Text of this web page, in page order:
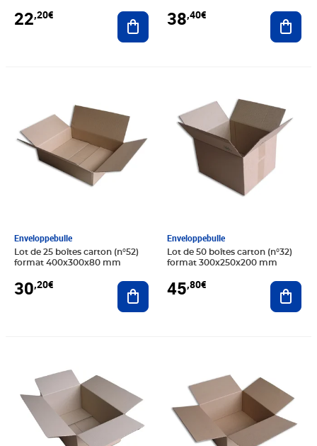
22,20€ Ajouter au panier
38,40€
Enveloppebulle
Lot de 25 boîtes carton (n°52)
format 400x300x80 mm
30,20€ Ajouter au panier
Enveloppebulle
Lot de 50 boîtes carton (n°32)
format 300x250x200 mm
45,80€